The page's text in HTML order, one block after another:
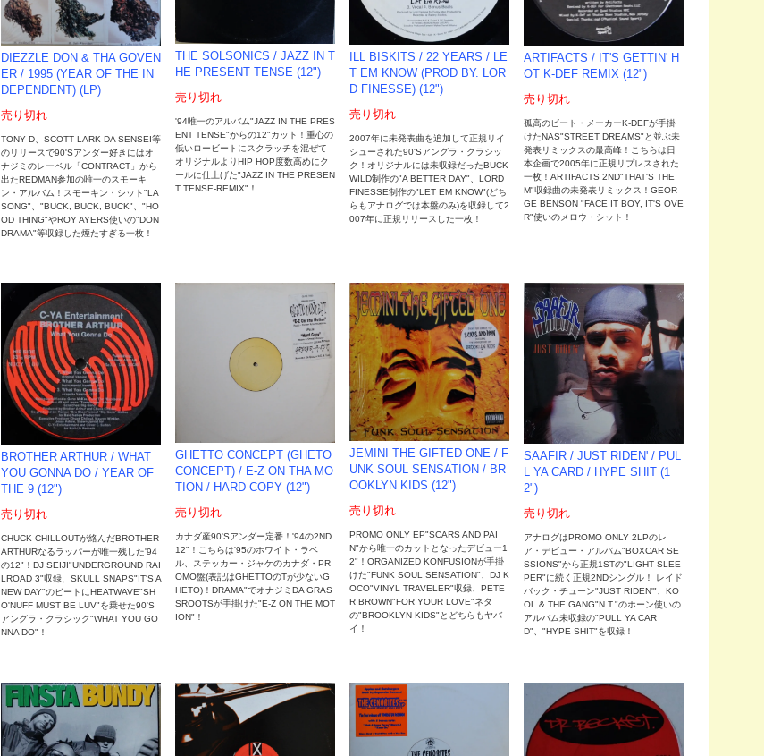
DIEZZLE DON & THA GOVEN
ER / 1995 (YEAR OF THE IN
DEPENDENT) (LP)
売り切れ
TONY D、SCOTT LARK DA SENSEI等
のリリースで90'Sアンダー好きにはオ
ナジミのレーベル「CONTRACT」から
出たREDMAN参加の唯一のスモーキ
ン・アルバム！スモーキン・シット"LA
SONG"、"BUCK, BUCK, BUCK"、"HO
OD THING"やROY AYERS使いの"DON
DRAMA"等収録した煙たすぎる一枚！
THE SOLSONICS / JAZZ IN T
HE PRESENT TENSE (12")
売り切れ
'94唯一のアルバム"JAZZ IN THE PRES
ENT TENSE"からの12"カット！重心の
低いロービートにスクラッチを混ぜて
オリジナルよりHIP HOP度数高めにク
ールに仕上げた"JAZZ IN THE PRESEN
T TENSE-REMIX"！
ILL BISKITS / 22 YEARS / LE
T EM KNOW (PROD BY. LOR
D FINESSE) (12")
売り切れ
2007年に未発表曲を追加して正規リイ
シューされた90'Sアングラ・クラシッ
ク！オリジナルには未収録だったBUCK
WILD制作の"A BETTER DAY"、LORD
FINESSE制作の"LET EM KNOW"(どち
らもアナログでは本盤のみ)を収録して2
007年に正規リリースした一枚！
ARTIFACTS / IT'S GETTIN' H
OT K-DEF REMIX (12")
売り切れ
孤高のビート・メーカーK-DEFが手掛
けたNAS"STREET DREAMS"と並ぶ未
発表リミックスの最高峰！こちらは日
本企画で2005年に正規リプレスされた
一枚！ARTIFACTS 2ND"THAT'S THE
M"収録曲の未発表リミックス！GEOR
GE BENSON "FACE IT BOY, IT'S OVE
R"使いのメロウ・シット！
BROTHER ARTHUR / WHAT
YOU GONNA DO / YEAR OF
THE 9 (12")
売り切れ
CHUCK CHILLOUTが絡んだBROTHER
ARTHURなるラッパーが唯一残した'94
の12"！DJ SEIJI"UNDERGROUND RAI
LROAD 3"収録、SKULL SNAPS"IT'S A
NEW DAY"のビートにHEATWAVE"SH
O'NUFF MUST BE LUV"を乗せた90'S
アングラ・クラシック"WHAT YOU GO
NNA DO"！
GHETTO CONCEPT (GHETO
CONCEPT) / E-Z ON THA MO
TION / HARD COPY (12")
売り切れ
カナダ産90'Sアンダー定番！'94の2ND
12"！こちらは'95のホワイト・ラベ
ル、ステッカー・ジャケのカナダ・PR
OMO盤(表記はGHETTOのTが少ないG
HETO)！DRAMA"でオナジミDA GRAS
SROOTSが手掛けた"E-Z ON THE MOT
ION"！
JEMINI THE GIFTED ONE / F
UNK SOUL SENSATION / BR
OOKLYN KIDS (12")
売り切れ
PROMO ONLY EP"SCARS AND PAI
N"から唯一のカットとなったデビュー1
2"！ORGANIZED KONFUSIONが手掛
けた"FUNK SOUL SENSATION"、DJ K
OCO"VINYL TRAVELER"収録、PETE
R BROWN"FOR YOUR LOVE"ネタ
の"BROOKLYN KIDS"とどちらもヤバ
イ！
SAAFIR / JUST RIDEN' / PUL
L YA CARD / HYPE SHIT (1
2")
売り切れ
アナログはPROMO ONLY 2LPのレ
ア・デビュー・アルバム"BOXCAR SE
SSIONS"から正規1STの"LIGHT SLEE
PER"に続く正規2NDシングル！ レイド
バック・チューン"JUST RIDEN'"、KO
OL & THE GANG"N.T."のホーン使いの
アルバム未収録の"PULL YA CAR
D"、"HYPE SHIT"を収録！